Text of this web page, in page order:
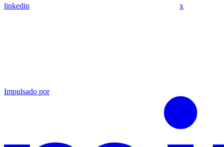
linkedin x
Impulsado por